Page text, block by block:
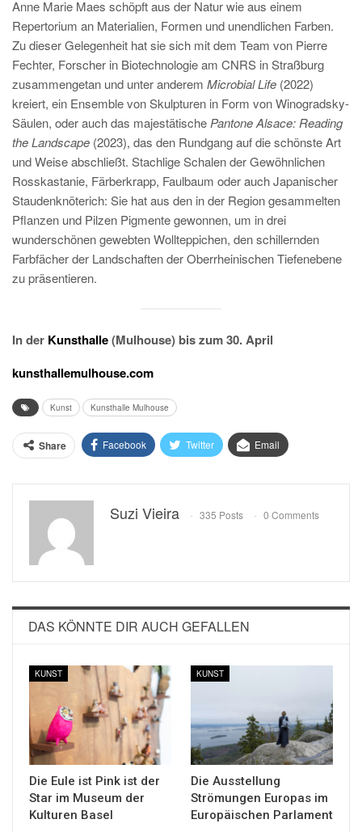
Anne Marie Maes schöpft aus der Natur wie aus einem
Repertorium an Materialien, Formen und unendlichen Farben.
Zu dieser Gelegenheit hat sie sich mit dem Team von Pierre
Fechter, Forscher in Biotechnologie am CNRS in Straßburg
zusammengetan und unter anderem Microbial Life (2022)
kreiert, ein Ensemble von Skulpturen in Form von Winogradsky-
Säulen, oder auch das majestätische Pantone Alsace: Reading
the Landscape (2023), das den Rundgang auf die schönste Art
und Weise abschließt. Stachlige Schalen der Gewöhnlichen
Rosskastanie, Färberkrapp, Faulbaum oder auch Japanischer
Staudenknöterich: Sie hat aus den in der Region gesammelten
Pflanzen und Pilzen Pigmente gewonnen, um in drei
wunderschönen gewebten Wollteppichen, den schillernden
Farbfächer der Landschaften der Oberrheinischen Tiefenebene
zu präsentieren.
In der Kunsthalle(Mulhouse) bis zum 30. April
kunsthallemulhouse.com
Kunst Kunsthalle Mulhouse
Share Facebook Twitter Email
Suzi Vieira 335 Posts 0 Comments
DAS KÖNNTE DIR AUCH GEFALLEN
KUNST
Die Eule ist Pink ist der
Star im Museum der
Kulturen Basel
KUNST
Die Ausstellung
Strömungen Europas im
Europäischen Parlament